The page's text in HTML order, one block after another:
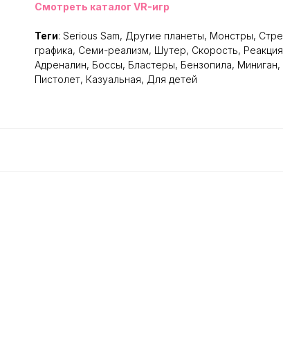
Смотреть каталог VR-игр
Теги: Serious Sam, Другие планеты, Монстры,
графика, Семи-реализм, Шутер, Скорость,
Адреналин, Боссы, Бластеры, Бензопила,
Пистолет, Казуальная, Для детей